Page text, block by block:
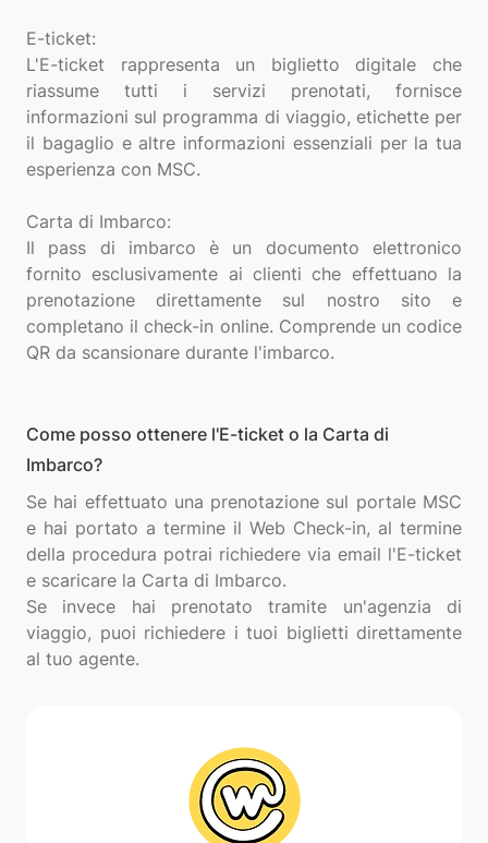
E-ticket:
L'E-ticket rappresenta un biglietto digitale che
riassume tutti i servizi prenotati, fornisce
informazioni sul programma di viaggio, etichette per
il bagaglio e altre informazioni essenziali per la tua
esperienza con MSC.
Carta di Imbarco:
Il pass di imbarco è un documento elettronico
fornito esclusivamente ai clienti che effettuano la
prenotazione direttamente sul nostro sito e
completano il check-in online. Comprende un codice
Come posso ottenere l'E-ticket o la Carta di
Imbarco?
Se hai effettuato una prenotazione sul portale MSC
e hai portato a termine il Web Check-in, al termine
della procedura potrai richiedere via email l'E-ticket
e scaricare la Carta di Imbarco.
Se invece hai prenotato tramite un'agenzia di
viaggio, puoi richiedere i tuoi biglietti direttamente